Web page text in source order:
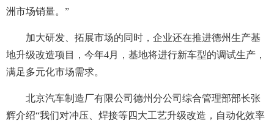
洲市场销量。”
加大研发、拓展市场的同时，企业还在推进德州生产基
地升级改造项目，今年4月，基地将进行新车型的调试生产，
满足多元化市场需求。
北京汽车制造厂有限公司德州分公司综合管理部部长张
辉介绍“我们对冲压、焊接等四大工艺升级改造，自动化效率